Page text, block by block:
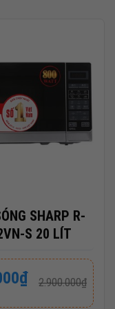
SHARP R-
S 20 LÍT
2.900.000₫
₫